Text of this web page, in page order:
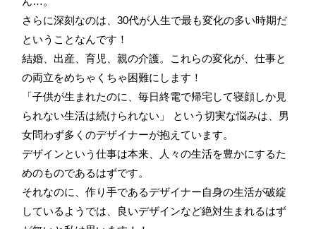
さらに深刻なのは、30代が人生で最も変化の多い時期だ
ということなんです！
結婚、出産、育児、親の介護。これらの変化が、仕事と
の両立をめちゃくちゃ困難にします！
「子供が生まれたのに、毎日終電で帰宅して寝顔しか見
られない生活は続けられない」 という切実な悩みは、男
女問わず多くのデザイナーが抱えています。
デザインという仕事は本来、人々の生活を豊かにするた
めのものであるはずです。
それなのに、作り手であるデザイナー自身の生活が破綻
しているようでは、良いデザインなど絶対生まれるはず